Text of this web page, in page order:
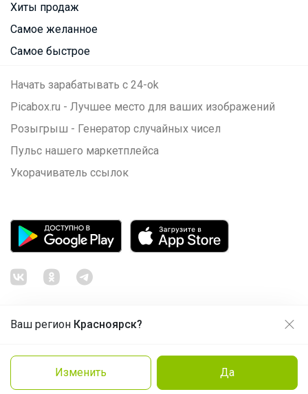
Ваш регион Красноярск?
Изменить Да
Хиты продаж
Самое желанное
Самое быстрое
Начать зарабатывать с 24-ok
Picabox.ru - Лучшее место для ваших изображений
Розыгрыш - Генератор случайных чисел
Пульс нашего маркетплейса
Укорачиватель ссылок
Политика конфиденциальности
Cоглашение пользователя
Продолжая использовать этот сайт и нажимая кнопку
Принять